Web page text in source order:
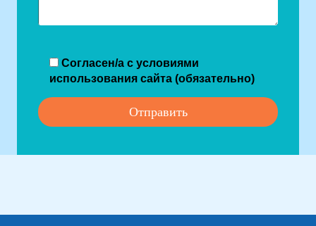
Согласен/а с условиями
использования сайта (обязательно)